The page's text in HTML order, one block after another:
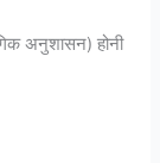
अनुशासन) होनी